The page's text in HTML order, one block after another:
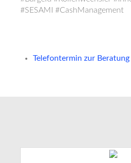
#SESAMI #CashManagement
Telefontermin zur Beratung